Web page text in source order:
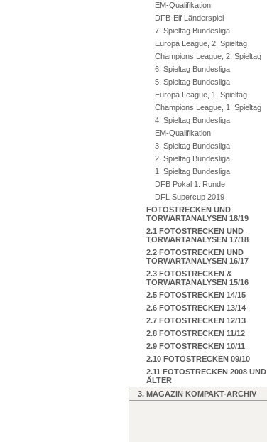
EM-Qualifikation
DFB-Elf Länderspiel
7. Spieltag Bundesliga
Europa League, 2. Spieltag
Champions League, 2. Spieltag
6. Spieltag Bundesliga
5. Spieltag Bundesliga
Europa League, 1. Spieltag
Champions League, 1. Spieltag
4. Spieltag Bundesliga
EM-Qualifikation
3. Spieltag Bundesliga
2. Spieltag Bundesliga
1. Spieltag Bundesliga
DFB Pokal 1. Runde
DFL Supercup 2019
FOTOSTRECKEN UND
TORWARTANALYSEN 18/19
2.1 FOTOSTRECKEN UND
TORWARTANALYSEN 17/18
2.2 FOTOSTRECKEN UND
TORWARTANALYSEN 16/17
2.3 FOTOSTRECKEN &
TORWARTANALYSEN 15/16
2.5 FOTOSTRECKEN 14/15
2.6 FOTOSTRECKEN 13/14
2.7 FOTOSTRECKEN 12/13
2.8 FOTOSTRECKEN 11/12
2.9 FOTOSTRECKEN 10/11
2.10 FOTOSTRECKEN 09/10
2.11 FOTOSTRECKEN 2008 UND
ÄLTER
3. MAGAZIN KOMPAKT-ARCHIV